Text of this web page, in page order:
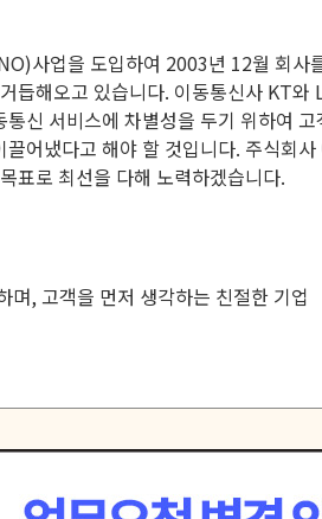
사업을 도입하여 2003년 12월 회
듭해오고 있습니다. 이동통신사 KT
신 서비스에 차별성을 두기 위하여
어냈다고 해야 할 것입니다. 주식회
표로 최선을 다해 노력하겠습니다.
며, 고객을 먼저 생각하는 친절한 기업